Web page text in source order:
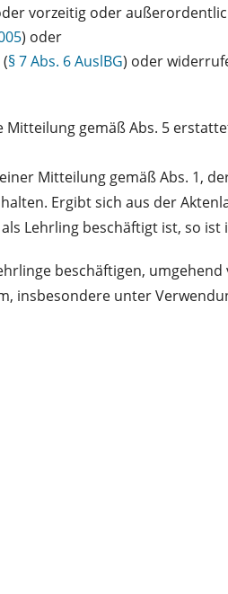
vorzeitig oder
) oder
§ 7 Abs. 6 AuslBG) oder
gemäß Abs. 5
Mitteilung gemäß Abs. 1,
Ergibt sich aus der
Lehrling beschäftigt ist, so
beschäftigen,
insbesondere unter